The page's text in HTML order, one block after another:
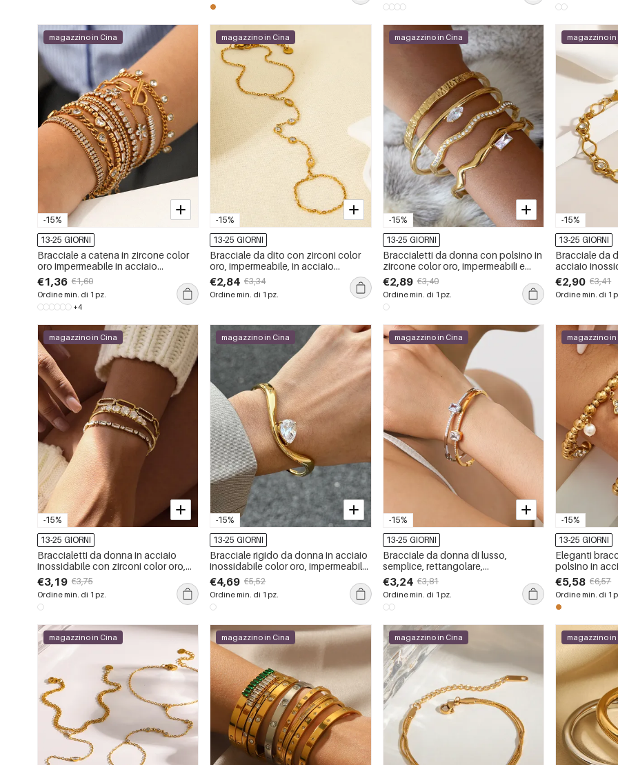
-15%
magazzino in Cina
13-25 GIORNI
Bracciale a catena in zircone color
oro impermeabile in acciaio
inossidabile di lusso da 1 pezzo
€1,36 €1,60
Ordine min. di 1 pz.
+4
-15%
magazzino in Cina
13-25 GIORNI
Bracciale da dito con zirconi color
oro, impermeabile, in acciaio
inossidabile, 1 pezzo
€2,84 €3,34
Ordine min. di 1 pz.
-15%
magazzino in Cina
13-25 GIORNI
Braccialetti da donna con polsino in
zircone color oro, impermeabili e
lucidi, in acciaio inossidabile, 1
pezzo
€2,89 €3,40
Ordine min. di 1 pz.
-15%
magazzino in
13-25 GIORNI
Bracciale da
acciaio
color oro con
€2,90 €3,41
Ordine min. di 1
-15%
magazzino in Cina
13-25 GIORNI
Braccialetti da donna in acciaio
inossidabile con zirconi color oro,
impermeabili e di lusso, 1 pezzo
€3,19 €3,75
Ordine min. di 1 pz.
-15%
magazzino in Cina
13-25 GIORNI
Bracciale rigido da donna in acciaio
inossidabile color oro, impermeabile,
con zirconi, dalla forma lineare.
€4,69 €5,52
Ordine min. di 1 pz.
-15%
magazzino in Cina
13-25 GIORNI
Bracciale da donna di lusso,
semplice, rettangolare,
impermeabile, in acciaio inossidabile
color oro con zirconi, ideale per tutti
i giorni.
€3,24 €3,81
Ordine min. di 1 pz.
-15%
magazzino in
13-25 GIORNI
Eleganti
polsino in
oro con
impermeabili.
€5,58 €6,57
Ordine min. di 1
magazzino in Cina magazzino in Cina magazzino in Cina magazzino in